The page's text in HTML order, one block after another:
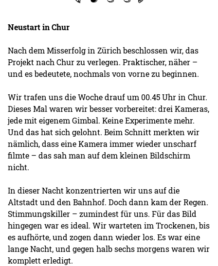
Neustart in Chur
Nach dem Misserfolg in Zürich beschlossen wir, das
Projekt nach Chur zu verlegen. Praktischer, näher –
und es bedeutete, nochmals von vorne zu beginnen.
Wir trafen uns die Woche drauf um 00.45 Uhr in Chur.
Dieses Mal waren wir besser vorbereitet: drei Kameras,
jede mit eigenem Gimbal. Keine Experimente mehr.
Und das hat sich gelohnt. Beim Schnitt merkten wir
nämlich, dass eine Kamera immer wieder unscharf
filmte – das sah man auf dem kleinen Bildschirm
nicht.
In dieser Nacht konzentrierten wir uns auf die
Altstadt und den Bahnhof. Doch dann kam der Regen.
Stimmungskiller – zumindest für uns. Für das Bild
hingegen war es ideal. Wir warteten im Trockenen, bis
es aufhörte, und zogen dann wieder los. Es war eine
lange Nacht, und gegen halb sechs morgens waren wir
komplett erledigt.